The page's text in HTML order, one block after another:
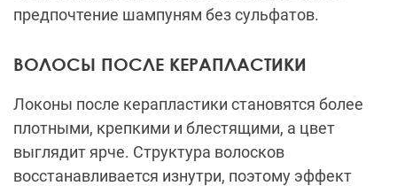
предпочтение шампуням без сульфатов.
ВОЛОСЫ ПОСЛЕ КЕРАПЛАСТИКИ
Локоны после керапластики становятся более
плотными, крепкими и блестящими, а цвет
выглядит ярче. Структура волосков
восстанавливается изнутри, поэтому эффект